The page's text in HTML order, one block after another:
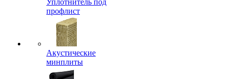
Уплотнитель под
профлист
Акустические
минплиты